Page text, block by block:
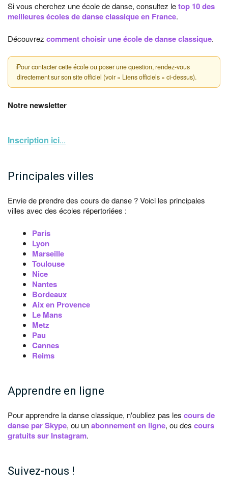
Si vous cherchez une école de danse, consultez letop 10 des
meilleures écoles de danse classique en France.
Découvrez comment choisir une école de danse classique.
ℹPour contacter cette école ou poser une question, rendez-vous
directement sur son site officiel (voir « Liens officiels » ci-dessus).
Notre newsletter
Inscription ici...
Principales villes
Envie de prendre des cours de danse ? Voici les principales
villes avec des écoles répertoriées :
Paris
Lyon
Marseille
Toulouse
Nice
Nantes
Bordeaux
Aix en Provence
Le Mans
Metz
Pau
Cannes
Reims
Apprendre en ligne
Pour apprendre la danse classique, n'oubliez pas les cours de
danse par Skype, ou unabonnement en ligne, ou des cours
gratuits sur Instagram.
Suivez-nous !